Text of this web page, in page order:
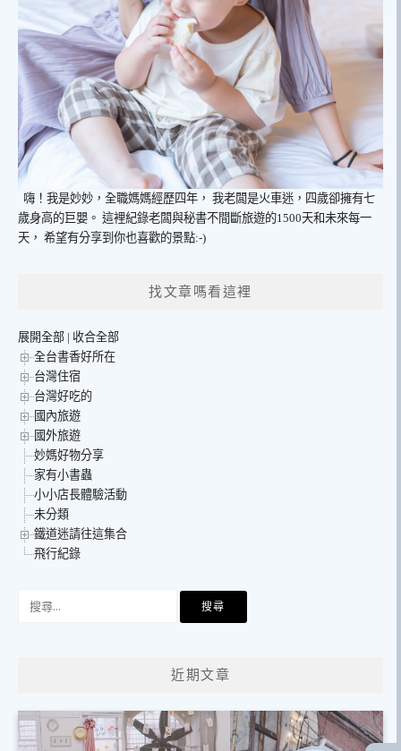
嗨！我是妙妙，全職媽媽經歷四年， 我老闆是火車迷，四歲卻擁有七
歲身高的巨嬰。 這裡紀錄老闆與秘書不間斷旅遊的1500天和未來每一
天， 希望有分享到你也喜歡的景點:-)
找文章嗎看這裡
展開全部 | 收合全部
全台書香好所在
台灣住宿
台灣好吃的
國內旅遊
國外旅遊
妙媽好物分享
家有小書蟲
小小店長體驗活動
未分類
鐵道迷請往這集合
飛行紀錄
近期文章